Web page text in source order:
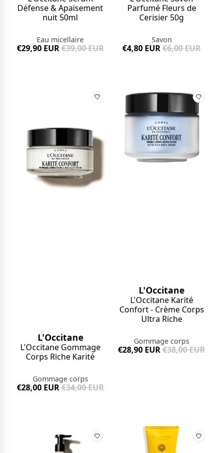
Défense & Apaisement
nuit 50ml
Eau micellaire
€29,90 EUR€39,00 EUR
Parfumé Fleurs de
Cerisier 50g
Savon
€4,80 EUR€6,00 EUR
L'Occitane
L'Occitane Gommage
Corps Riche Karité
Gommage corps
€28,00 EUR€34,00 EUR
L'Occitane
L'Occitane Karité
Confort - Crème Corps
Ultra Riche
Gommage corps
€28,90 EUR€38,00 EUR